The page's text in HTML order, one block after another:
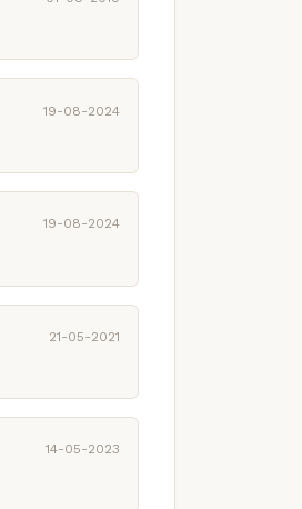
19-08-2024
19-08-2024
21-05-2021
14-05-2023